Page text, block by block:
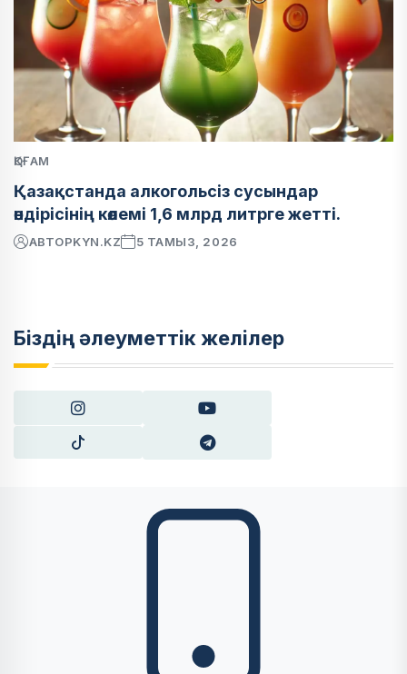
ҚОҒАМ
Қазақстанда алкогольсіз сусындар
өндірісінің көлемі 1,6 млрд литрге жетті.
АВТОРKYN.KZ 5 ТАМЫЗ, 2026
Біздің әлеуметтік желілер